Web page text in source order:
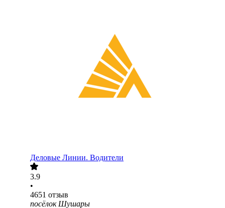
Деловые Линии. Водители
3.9
•
4651 отзыв
посёлок Шушары